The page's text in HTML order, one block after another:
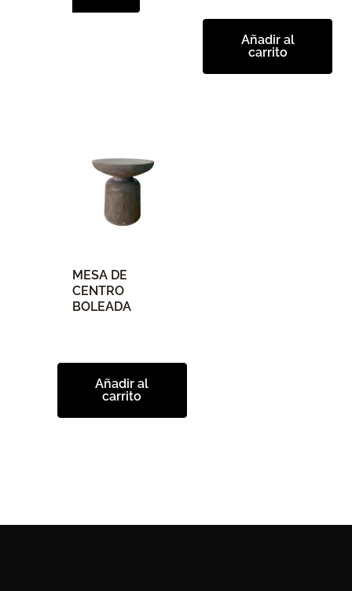
Añadir al
carrito
MESA DE
CENTRO
BOLEADA
Añadir al
carrito